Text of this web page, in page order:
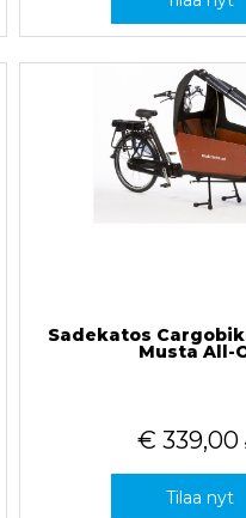
Sadekatos
Musta All-
€ 339,00
Tilaa nyt